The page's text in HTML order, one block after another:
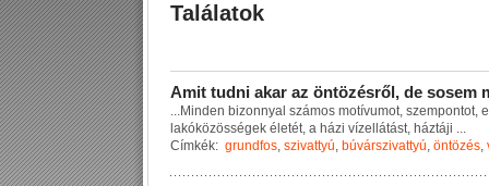
Találatok
Amit tudni akar az öntözésről, de sosem
...Minden bizonnya számos motívumot, szempontot, e
akóközössége k é etét, a házi víze átást, háztáji ...
Címkék: grundfos, szivattyú, búvárszivattyú, öntözés,